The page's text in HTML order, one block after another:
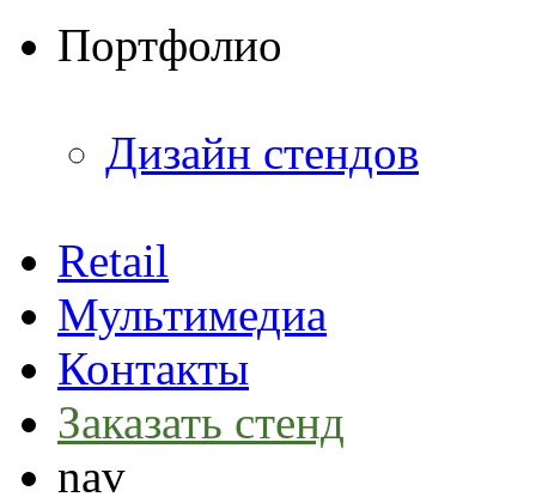
Портфолио
Дизайн стендов
Retail
Мультимедиа
Контакты
Заказать стенд
nav